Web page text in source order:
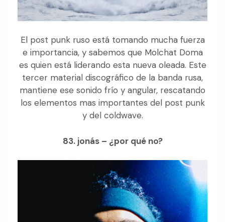
El post punk ruso está tomando mucha fuerza
e importancia, y sabemos que Molchat Doma
es quien está liderando esta nueva oleada. Este
tercer material discográfico de la banda rusa,
mantiene ese sonido frío y angular, rescatando
los elementos mas importantes del post punk
y del coldwave.
83. jonás – ¿por qué no?